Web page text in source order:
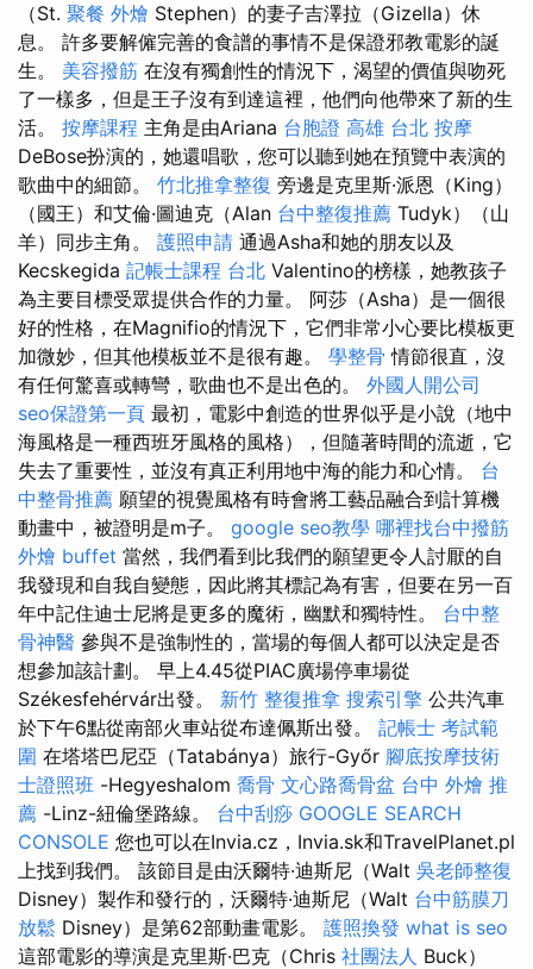
（St. 聚餐 外燴 Stephen）的妻子吉澤拉（Gizella）休
息。 許多要解僱完善的食譜的事情不是保證邪教電影的誕
生。 美容撥筋 在沒有獨創性的情況下，渴望的價值與吻死
了一樣多，但是王子沒有到達這裡，他們向他帶來了新的生
活。 按摩課程 主角是由Ariana 台胞證 高雄 台北 按摩
DeBose扮演的，她還唱歌，您可以聽到她在預覽中表演的
歌曲中的細節。 竹北推拿整復 旁邊是克里斯·派恩（King）
（國王）和艾倫·圖迪克（Alan 台中整復推薦 Tudyk）（山
羊）同步主角。 護照申請 通過Asha和她的朋友以及
Kecskegida 記帳士課程 台北 Valentino的榜樣，她教孩子
為主要目標受眾提供合作的力量。 阿莎（Asha）是一個很
好的性格，在Magnifio的情況下，它們非常小心要比模板更
加微妙，但其他模板並不是很有趣。 學整骨 情節很直，沒
有任何驚喜或轉彎，歌曲也不是出色的。 外國人開公司
seo保證第一頁 最初，電影中創造的世界似乎是小說（地中
海風格是一種西班牙風格的風格），但隨著時間的流逝，它
失去了重要性，並沒有真正利用地中海的能力和心情。 台
中整骨推薦 願望的視覺風格有時會將工藝品融合到計算機
動畫中，被證明是m子。 google seo教學 哪裡找台中撥筋
外燴 buffet 當然，我們看到比我們的願望更令人討厭的自
我發現和自我自變態，因此將其標記為有害，但要在另一百
年中記住迪士尼將是更多的魔術，幽默和獨特性。 台中整
骨神醫 參與不是強制性的，當場的每個人都可以決定是否
想參加該計劃。 早上4.45從PIAC廣場停車場從
Székesfehérvár出發。 新竹 整復推拿 搜索引擎 公共汽車
於下午6點從南部火車站從布達佩斯出發。 記帳士 考試範
圍 在塔塔巴尼亞（Tatabánya）旅行-Győr 腳底按摩技術
士證照班 -Hegyeshalom 喬骨 文心路喬骨盆 台中 外燴 推
薦 -Linz-紐倫堡路線。 台中刮痧 GOOGLE SEARCH
CONSOLE 您也可以在Invia.cz，Invia.sk和TravelPlanet.pl
上找到我們。 該節目是由沃爾特·迪斯尼（Walt 吳老師整復
Disney）製作和發行的，沃爾特·迪斯尼（Walt 台中筋膜刀
放鬆 Disney）是第62部動畫電影。 護照換發 what is seo
這部電影的導演是克里斯·巴克（Chris 社團法人 Buck）